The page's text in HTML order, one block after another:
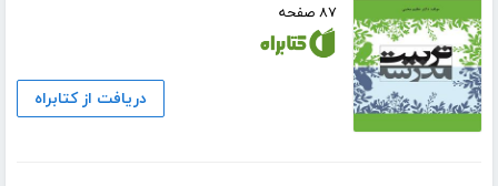
۸۷ صفحه
دریافت از کتابراه